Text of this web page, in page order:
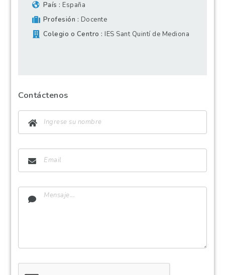
País
España
Profesión
Docente
Colegio o Centro
IES Sant Quintí de Mediona
Contáctenos